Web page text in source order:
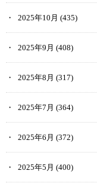
2025年10月 (435)
2025年9月 (408)
2025年8月 (317)
2025年7月 (364)
2025年6月 (372)
2025年5月 (400)